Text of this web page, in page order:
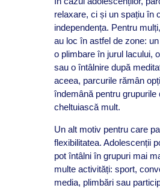
relaxare, ci și un spațiu în
independența. Pentru
au loc în astfel de zone:
o plimbare în jurul lacului,
sau o întâlnire după
aceea, parcurile rămân
îndemână pentru grupurile
cheltuiască mult.
Un alt motiv pentru care
flexibilitatea. Adolescenții
pot întâlni în grupuri mai
multe activități: sport,
media, plimbări sau